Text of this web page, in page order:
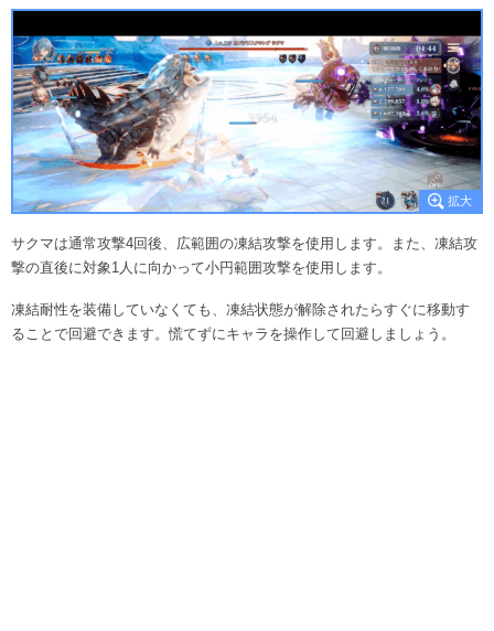
サクマは通常攻撃4回後、広範囲の凍結攻撃を使用します。また、凍結攻
撃の直後に対象1人に向かって小円範囲攻撃を使用します。
凍結耐性を装備していなくても、凍結状態が解除されたらすぐに移動す
ることで回避できます。慌てずにキャラを操作して回避しましょう。